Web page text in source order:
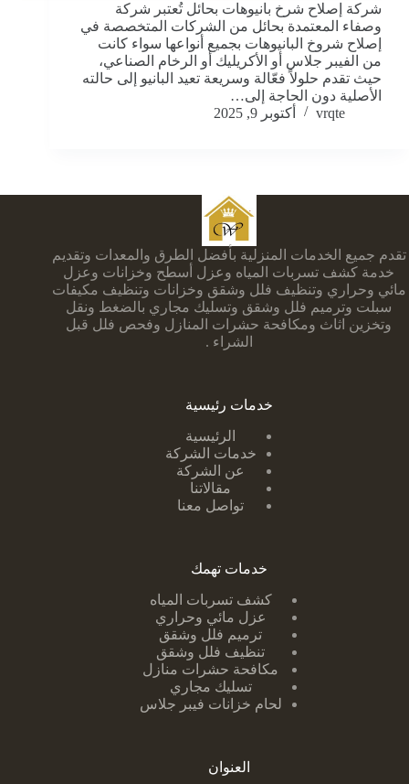
شركة إصلاح شرخ بانيوهات بحائل تُعتبر شركة
وصفاء المعتمدة بحائل من الشركات المتخصصة في
إصلاح شروخ البانيوهات بجميع أنواعها سواء كانت
من الفيبر جلاس أو الأكريليك أو الرخام الصناعي،
حيث تقدم حلولاً فعّالة وسريعة تعيد البانيو إلى حالته
الأصلية دون الحاجة إلى…
vrqte
أكتوبر 9, 2025
تقدم جميع الخدمات المنزلية بأفضل الطرق والمعدات وتقديم
خدمة كشف تسربات المياه وعزل أسطح وخزانات وعزل
مائي وحراري وتنظيف فلل وشقق وخزانات وتنظيف مكيفات
سبلت وترميم فلل وشقق وتسليك مجاري بالضغط ونقل
وتخزين اثاث ومكافحة حشرات المنازل وفحص فلل قبل
الشراء .
خدمات رئيسية
الرئيسية
خدمات الشركة
عن الشركة
مقالاتنا
تواصل معنا
خدمات تهمك
كشف تسربات ا لمياه
عزل مائي وحراري
ترميم فلل وشقق
تنظيف فلل وشقق
مكافحة حشرات منازل
تسليك مجاري
لحام خزانات فيبر جلاس
العنوان